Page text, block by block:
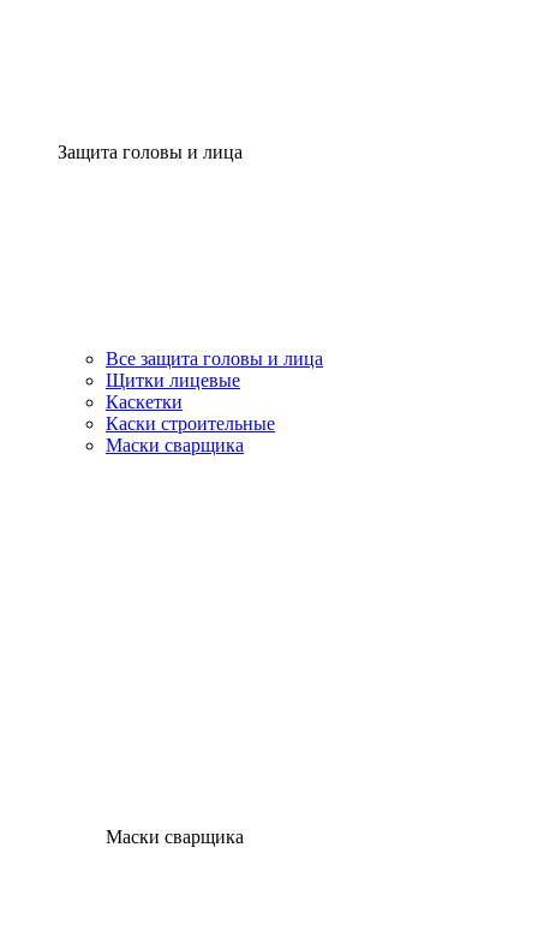
Защита головы и лица
Все защита головы и лица
Щитки лицевые
Каскетки
Каски строительные
Маски сварщика
Маски сварщика